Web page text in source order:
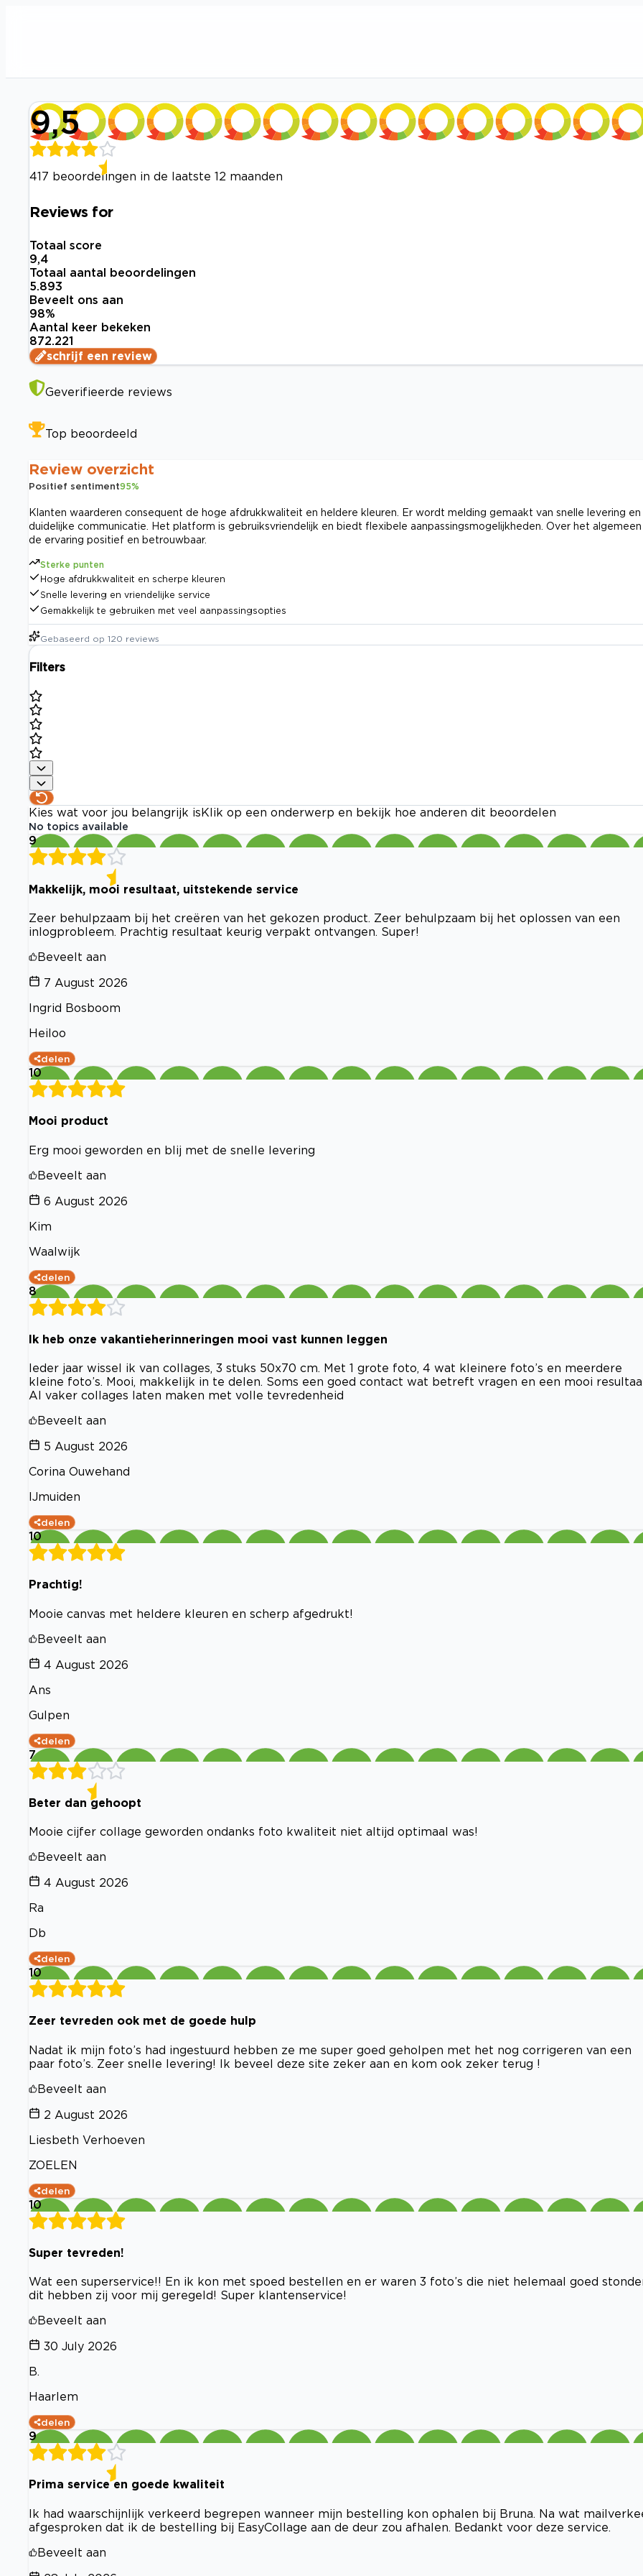
9,5
417 beoordelingen in de laatste 12 maanden
Reviews for
Totaal score
9,4
Totaal aantal beoordelingen
5.893
Beveelt ons aan
98%
Aantal keer bekeken
872.221
schrijf een review
Geverifieerde reviews
Top beoordeeld
Review overzicht
Positief sentiment95%
Klanten waarderen consequent de hoge afdrukkwaliteit en heldere kleuren. Er wordt melding gemaakt van snelle levering en
duidelijke communicatie. Het platform is gebruiksvriendelijk en biedt flexibele aanpassingsmogelijkheden. Over het algemeen
de ervaring positief en betrouwbaar.
Sterke punten
Hoge afdrukkwaliteit en scherpe kleuren
Snelle levering en vriendelijke service
Gemakkelijk te gebruiken met veel aanpassingsopties
Gebaseerd op 120 reviews
Filters
Kies wat voor jou belangrijk is Klik op een onderwerp en bekijk hoe anderen dit beoordelen
No topics available
9
Makkelijk, mooi resultaat, uitstekende service
Zeer behulpzaam bij het creëren van het gekozen product. Zeer behulpzaam bij het oplossen van een
inlogprobleem. Prachtig resultaat keurig verpakt ontvangen. Super!
Beveelt aan
7 August 2026
Ingrid Bosboom
Heiloo
delen
10
Mooi product
Erg mooi geworden en blij met de snelle levering
Beveelt aan
6 August 2026
Kim
Waalwijk
delen
8
Ik heb onze vakantieherinneringen mooi vast kunnen leggen
Ieder jaar wissel ik van collages, 3 stuks 50x70 cm. Met 1 grote foto, 4 wat kleinere foto’s en meerdere
kleine foto’s. Mooi, makkelijk in te delen. Soms een goed contact wat betreft vragen en een mooi
Al vaker collages laten maken met volle tevredenheid
Beveelt aan
5 August 2026
Corina Ouwehand
IJmuiden
delen
10
Prachtig!
Mooie canvas met heldere kleuren en scherp afgedrukt!
Beveelt aan
4 August 2026
Ans
Gulpen
delen
7
Beter dan gehoopt
Mooie cijfer collage geworden ondanks foto kwaliteit niet altijd optimaal was!
Beveelt aan
4 August 2026
Ra
Db
delen
10
Zeer tevreden ook met de goede hulp
Nadat ik mijn foto’s had ingestuurd hebben ze me super goed geholpen met het nog corrigeren van een
paar foto’s. Zeer snelle levering! Ik beveel deze site zeker aan en kom ook zeker terug !
Beveelt aan
2 August 2026
Liesbeth Verhoeven
ZOELEN
delen
10
Super tevreden!
Wat een superservice!! En ik kon met spoed bestellen en er waren 3 foto’s die niet helemaal goed
dit hebben zij voor mij geregeld! Super klantenservice!
Beveelt aan
30 July 2026
B.
Haarlem
delen
9
Prima service en goede kwaliteit
Ik had waarschijnlijk verkeerd begrepen wanneer mijn bestelling kon ophalen bij Bruna. Na wat
afgesproken dat ik de bestelling bij EasyCollage aan de deur zou afhalen. Bedankt voor deze service.
Beveelt aan